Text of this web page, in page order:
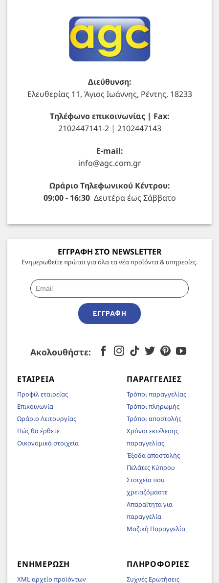
Διεύθυνση:
Ελευθερίας 11, Άγιος Ιωάννης, Ρέντης, 18233
Τηλέφωνο επικοινωνίας | Fax:
2102447141-2 | 2102447143
E-mail:
info@agc.com.gr
Ωράριο Τηλεφωνικού Κέντρου:
09:00 - 16:30Δευτέρα έως Σάββατο
ΕΓΓΡΑΦΗ ΣΤΟ NEWSLETTER
Ενημερωθείτε πρώτοι για όλα τα νέα προϊόντα & υπηρεσίες.
ΕΓΓΡΑΦΉ
Ακολουθήστε:
ΕΤΑΙΡΕΊΑ
Προφίλ εταιρείας
Επικοινωνία
Ωράριο Λειτουργίας
Πώς θα έρθετε
Οικονομικά στοιχεία
ΠΑΡΑΓΓΕΛΊΕΣ
Τρόποι παραγγελίας
Τρόποι πληρωμής
Τρόποι αποστολής
Χρόνοι εκτέλεσης
παραγγελίας
Έξοδα αποστολής
Πελάτες Κύπρου
Στοιχεία που
χρειαζόμαστε
Απαραίτητα για
παραγγελία
Μαζική Παραγγελία
ΕΝΗΜΈΡΩΣΗ
XML αρχείο προϊόντων
ΠΛΗΡΟΦΟΡΊΕΣ
Συχνές Ερωτήσεις